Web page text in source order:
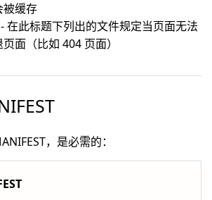
被缓存
- 在此标题下列出的文件规定当页面无法
面（比如 404 页面）
，是必需的：